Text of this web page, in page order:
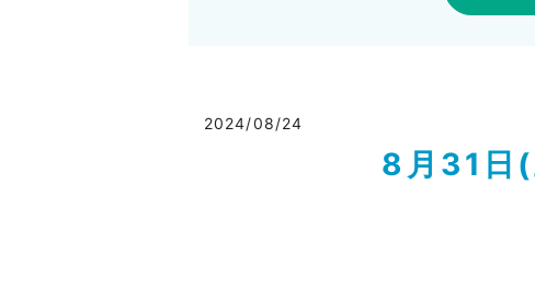
2024/08/24
8月31日(